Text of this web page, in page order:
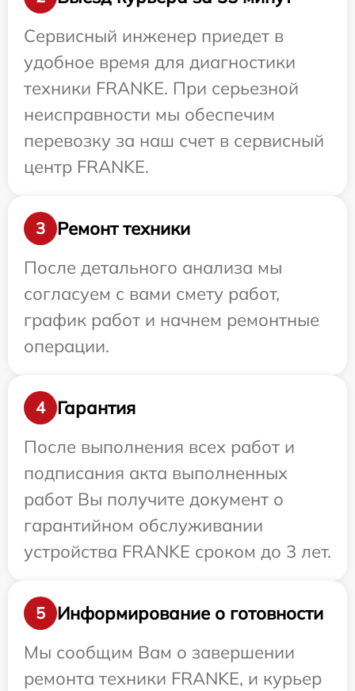
Сервисный инженер приедет в
удобное время для диагностики
техники FRANKE. При серьезной
неисправности мы обеспечим
перевозку за наш счет в сервисный
центр FRANKE.
3
Ремонт техники
После детального анализа мы
согласуем с вами смету работ,
график работ и начнем ремонтные
операции.
4
Гарантия
После выполнения всех работ и
подписания акта выполненных
работ Вы получите документ о
гарантийном обслуживании
устройства FRANKE сроком до 3 лет.
5
Информирование о готовности
Мы сообщим Вам о завершении
ремонта техники FRANKE, и курьер